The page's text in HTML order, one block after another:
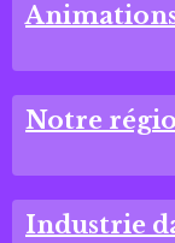
Notre
Industrie